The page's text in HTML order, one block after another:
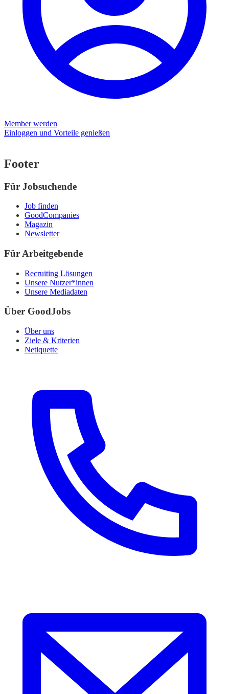
Member werden
Einloggen und Vorteile genießen
Footer
Für Jobsuchende
Job finden
GoodCompanies
Magazin
Newsletter
Für Arbeitgebende
Recruiting Lösungen
Unsere Nutzer*innen
Unsere Mediadaten
Über GoodJobs
Über uns
Ziele & Kriterien
Netiquette